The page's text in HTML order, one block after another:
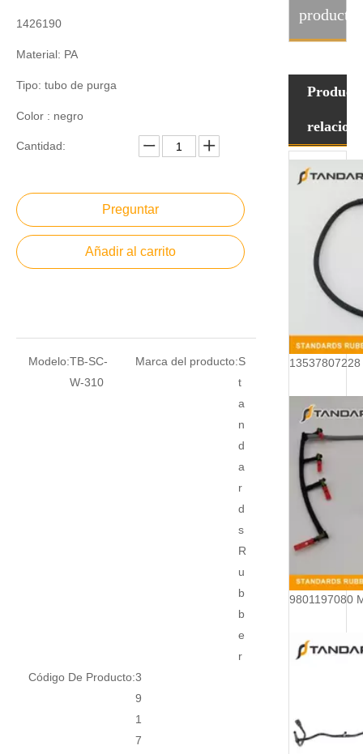
1426190
Material: PA
Tipo: tubo de purga
Color : negro
Cantidad:
Preguntar
Añadir al carrito
Modelo:TB-SC-
W-310
Marca del producto:S
t
a
n
d
a
r
d
s
R
u
b
b
e
r
Código De Producto:3
9
1
7
producto